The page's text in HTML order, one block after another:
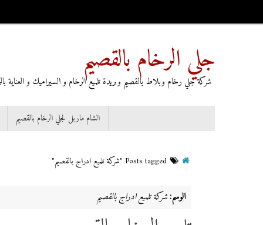
جلي الرخام بالقصيم
شركة جلي رخام وبلاط بالقصيم وبريدة تلميع الرخام و السيراميك و العناية
الشام ماربل لجلي الرخام بالقصيم
Posts tagged "شركة تلميع ادراج بالقصيم"
الوسم:شركة تلميع ادراج بالقصيم